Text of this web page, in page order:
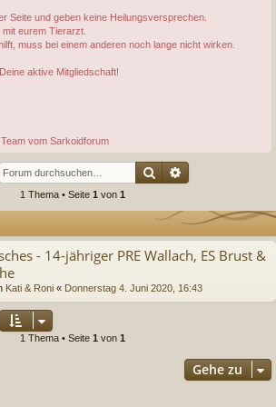
Seite und geben keine Heilungsversprechen.
eurem Tierarzt.
muss bei einem anderen noch lange nicht wirken.
aktive Mitgliedschaft!
Team vom Sarkoidforum
Suche
1 Thema • Seite 1 von 1
- 14-jähriger PRE Wallach, ES Brust &
Kati & Roni « Donnerstag 4. Juni 2020, 16:43
1 Thema • Seite 1 von 1
Gehe zu